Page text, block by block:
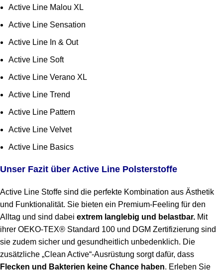
Active Line Malou XL
Active Line Sensation
Active Line In & Out
Active Line Soft
Active Line Verano XL
Active Line Trend
Active Line Pattern
Active Line Velvet
Active Line Basics
Unser Fazit über Active Line Polsterstoffe
Active Line Stoffe sind die perfekte Kombination aus Ästhetik
und Funktionalität. Sie bieten ein Premium-Feeling für den
Alltag und sind dabei extrem langlebig und belastbar. Mit
ihrer OEKO-TEX® Standard 100 und DGM Zertifizierung sind
sie zudem sicher und gesundheitlich unbedenklich. Die
zusätzliche „Clean Active“-Ausrüstung sorgt dafür, dass
Flecken und Bakterien keine Chance haben. Erleben Sie